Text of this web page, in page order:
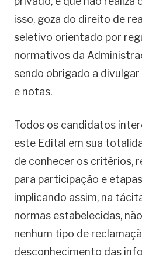
isso, goza do direito de
seletivo orientado por
normativos da
sendo obrigado a
e notas.
Todos os candidatos
este Edital em sua
de conhecer os critérios,
para participação e
implicando assim, na
normas estabelecidas,
nenhum tipo de
desconhecimento das